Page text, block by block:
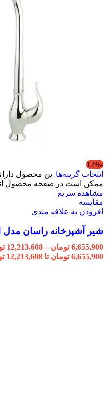
-12%
انتخاب گزینه‌ها این محصول
ممکن است در صفحه محصول
مشاهده سریع
مقایسه
افزودن به علاقه مندی
شیر آشپزخانه راسان مدل
6,655,900 تومان –
12,213,608
6,655,900 تومان تا 12,213,608 تومان